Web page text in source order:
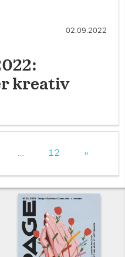
02.09.2022
kreativ
12 »